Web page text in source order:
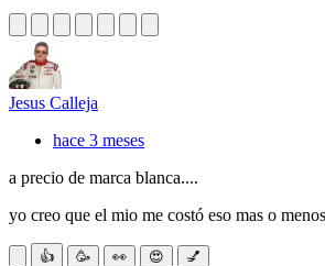
Jesus Calleja
hace 3 meses
a precio de marca blanca....
yo creo que el mio me costó eso mas o
👍 🥳 👀 😍 💅